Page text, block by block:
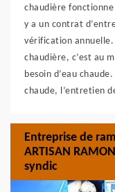
chaudière
y a un contrat
vérification
chaudière, c’est au
besoin d’eau
chaude, l’entretien
Entreprise de
ARTISAN
syndic